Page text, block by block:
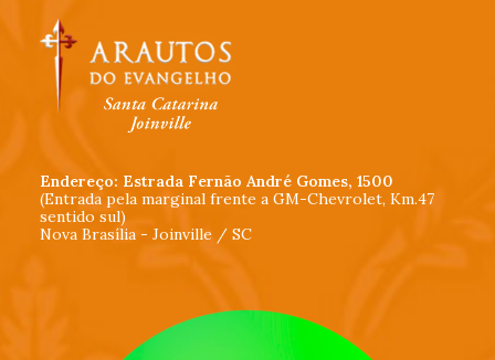
Endereço: Estrada Fernão André Gomes, 1500
(Entrada pela marginal frente a GM-Chevrolet, Km.47
sentido sul)
Nova Brasília - Joinville / SC